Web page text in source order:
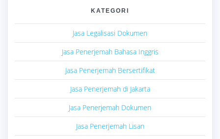
KATEGORI
Jasa Legalisasi Dokumen
Jasa Penerjemah Bahasa Inggris
Jasa Penerjemah Bersertifikat
Jasa Penerjemah di Jakarta
Jasa Penerjemah Dokumen
Jasa Penerjemah Lisan